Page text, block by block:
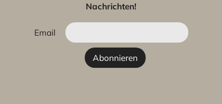
Nachrichten!
Email